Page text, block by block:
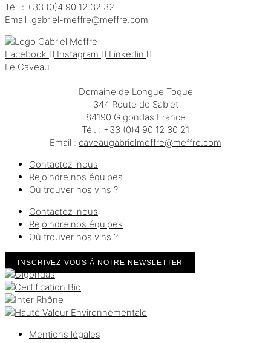
Tél. : +33 (0)4 90 12 32 32
Email :moc.erffem@erffem-leirbag
Facebook Instagram
Linkedin
Le Caveau
Domaine de Longue Toque
344 Route de Sablet
84190 Gigondas France
Tél. : +33 (0)4 90 12 30 21
Email : moc.erffem@erffemleirbaguaevac
Contactez-nous
Rejoindre nos équipes
Où trouver nos vins ?
Contactez-nous
Rejoindre nos équipes
Où trouver nos vins ?
INSCRIVEZ-VOUS À NOTRE NEWSLETTER
Mentions légales